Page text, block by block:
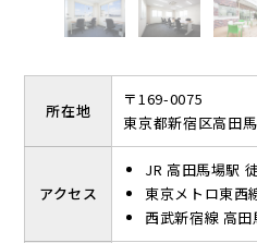
所在地
〒169-0075
東京都新宿区高田
アクセス
JR 高田馬場駅
東京メトロ東西
西武新宿線 高